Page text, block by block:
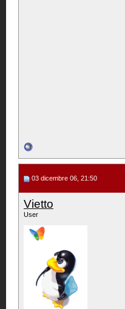
03 dicembre 06, 21:50
Vietto
User